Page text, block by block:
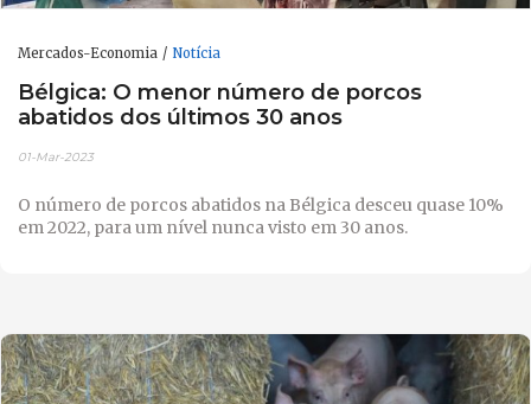
Mercados-Economia Notícia
Bélgica: O menor número de porcos
abatidos dos últimos 30 anos
01-Mar-2023
O número de porcos abatidos na Bélgica desceu quase 10%
em 2022, para um nível nunca visto em 30 anos.